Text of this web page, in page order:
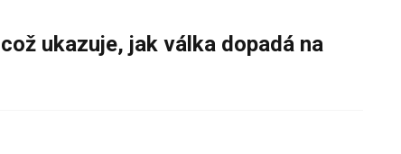
ukazuje, jak válka dopadá na